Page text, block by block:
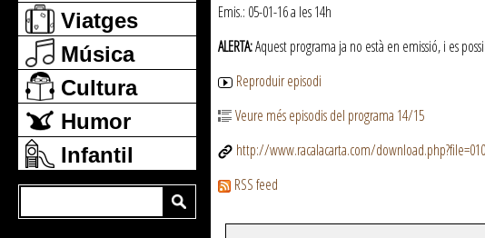
Viatges
Música
Cultura
Humor
Infantil
Emis.: 05-01-16 a les 14h
ALERTA:Aquest programa ja no està en emissió, i es
Reproduir episodi
Veure més episodis del programa 14/15
http://www.racalacarta.com/
RSS feed